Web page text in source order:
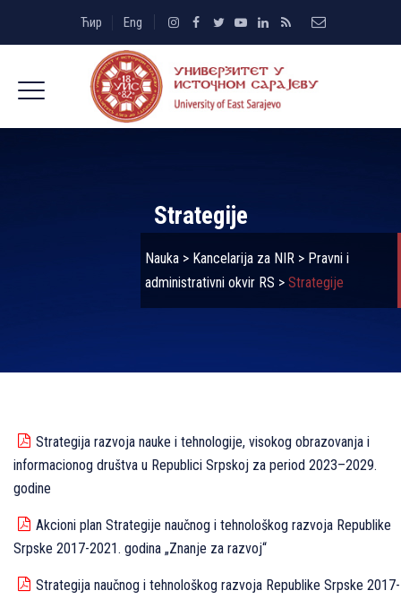
Ћир Eng
Strategije
Nauka> Kancelarija za NIR> Pravni i
administrativni okvir RS > Strategije
Strategija razvoja nauke i tehnologije, visokog obrazovanja i
informacionog društva u Republici Srpskoj za period 2023–2029.
godine
Akcioni plan Strategije naučnog i tehnološkog razvoja Republike
Srpske 2017-2021. godina „Znanje za razvoj“
Strategija naučnog i tehnološkog razvoja Republike Srpske 2017-